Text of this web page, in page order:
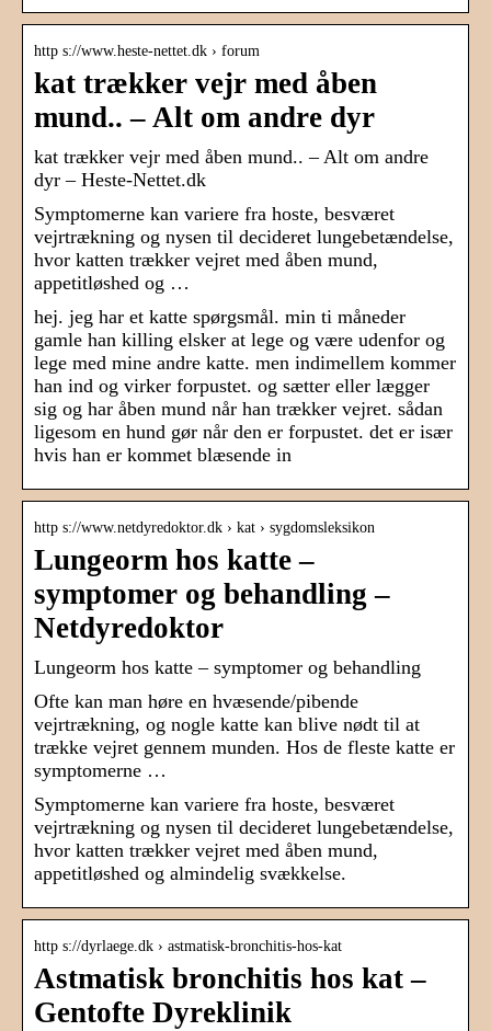
http s://www.heste-nettet.dk › forum
kat trækker vejr med åben
mund.. – Alt om andre dyr
kat trækker vejr med åben mund.. – Alt om andre
dyr – Heste-Nettet.dk
Symptomerne kan variere fra hoste, besværet
vejrtrækning og nysen til decideret lungebetændelse,
hvor katten trækker vejret med åben mund,
appetitløshed og …
hej. jeg har et katte spørgsmål. min ti måneder
gamle han killing elsker at lege og være udenfor og
lege med mine andre katte. men indimellem kommer
han ind og virker forpustet. og sætter eller lægger
sig og har åben mund når han trækker vejret. sådan
ligesom en hund gør når den er forpustet. det er især
hvis han er kommet blæsende in
http s://www.netdyredoktor.dk › kat › sygdomsleksikon
Lungeorm hos katte –
symptomer og behandling –
Netdyredoktor
Lungeorm hos katte – symptomer og behandling
Ofte kan man høre en hvæsende/pibende
vejrtrækning, og nogle katte kan blive nødt til at
trække vejret gennem munden. Hos de fleste katte er
symptomerne …
Symptomerne kan variere fra hoste, besværet
vejrtrækning og nysen til decideret lungebetændelse,
hvor katten trækker vejret med åben mund,
appetitløshed og almindelig svækkelse.
http s://dyrlaege.dk › astmatisk-bronchitis-hos-kat
Astmatisk bronchitis hos kat –
Gentofte Dyreklinik